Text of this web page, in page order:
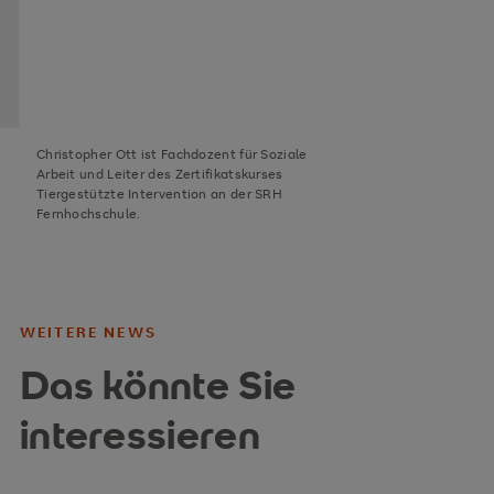
Christopher Ott ist Fachdozent für Soziale
Arbeit und Leiter des Zertifikatskurses
Tiergestützte Intervention an der SRH
Fernhochschule.
WEITERE NEWS
Das könnte Sie
interessieren